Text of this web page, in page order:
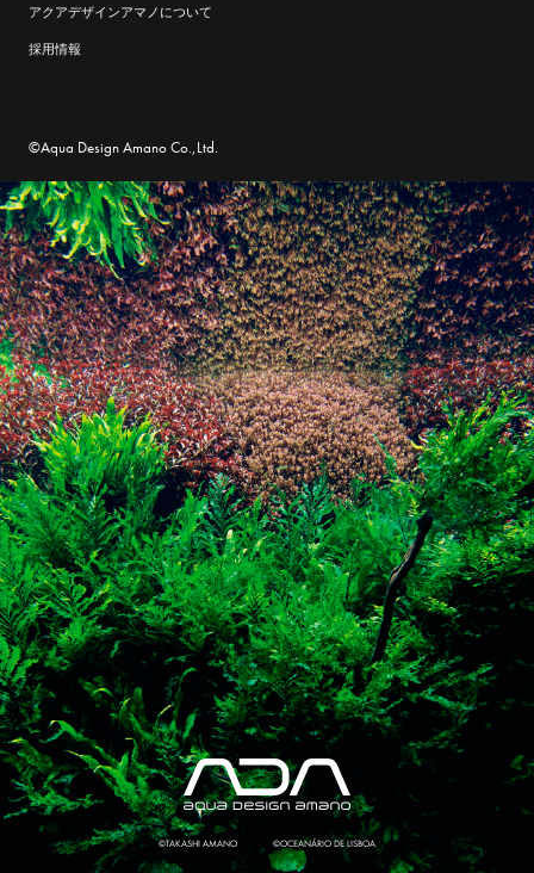
アクアデザインアマノについて
採用情報
©Aqua Design Amano Co.,Ltd.
©TAKASHI AMANO ©OCEANÁRIO DE LISBOA